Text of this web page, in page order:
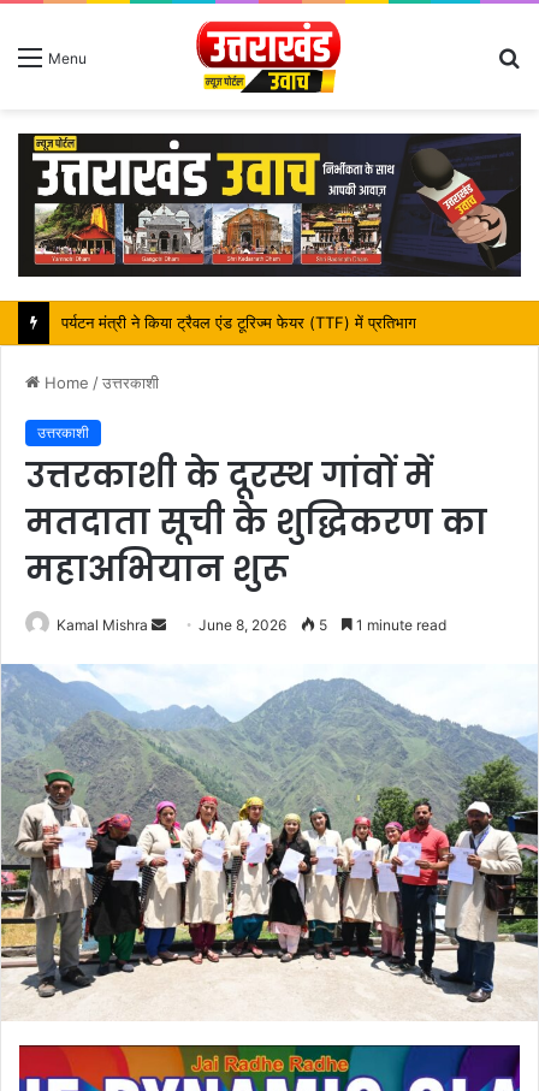
Menu
महापौर शंभू पासवान के जन्मदिवस पर क्षेत्र में विकास की सौगात
Home /उत्तरकाशी
उत्तरकाशी
उत्तरकाशी के दूरस्थ गांवों में
मतदाता सूची के शुद्धिकरण का
महाअभियान शुरू
Kamal Mishra
SendJune 8, 2026 5 1 minute read